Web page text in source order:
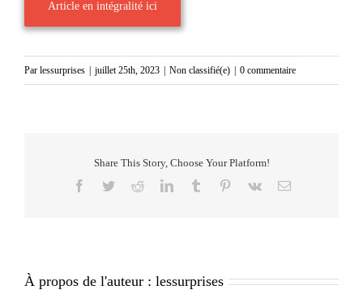
Article en intégralité ici
Par lessurprises juillet 25th, 2023 Non classifié(e) 0 commentaire
Share This Story, Choose Your Platform!
Facebook
TwitterRedditLinkedInTumblr Pinterest
Vk Email
À propos de l'auteur : lessurprises